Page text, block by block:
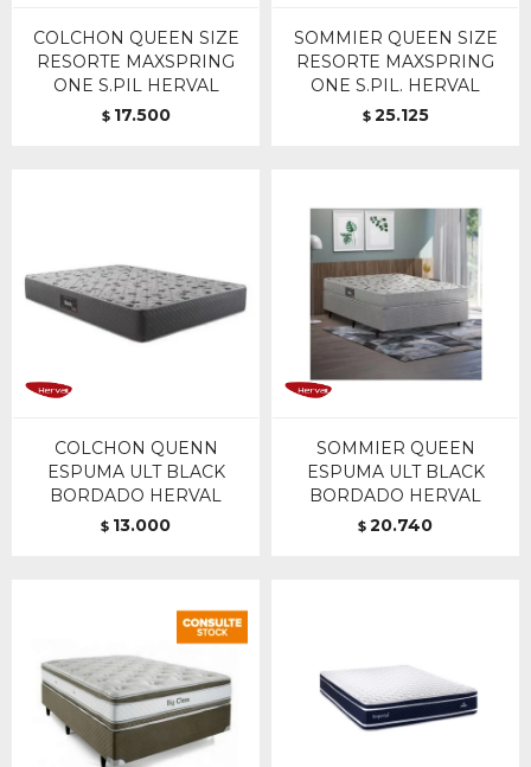
COLCHON QUEEN SIZE
RESORTE MAXSPRING
ONE S.PIL HERVAL
$ 17.500
SOMMIER QUEEN SIZE
RESORTE MAXSPRING
ONE S.PIL. HERVAL
$ 25.125
COLCHON QUENN
ESPUMA ULT BLACK
BORDADO HERVAL
$ 13.000
SOMMIER QUEEN
ESPUMA ULT BLACK
BORDADO HERVAL
$ 20.740